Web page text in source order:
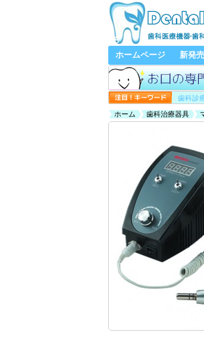
ホームページ 新発
歯科診
ホーム
歯科治療器具